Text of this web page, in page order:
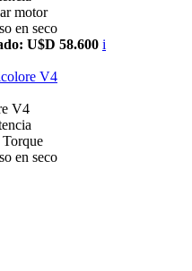
motor
en seco
U$D 58.600 i
V4
V4
Torque
en seco